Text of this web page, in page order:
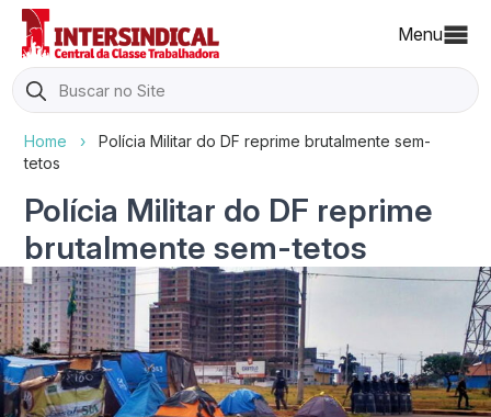
Menu
Search
for:
Home ›
Polícia Militar do DF reprime brutalmente sem-
tetos
Polícia Militar do DF reprime
brutalmente sem-tetos